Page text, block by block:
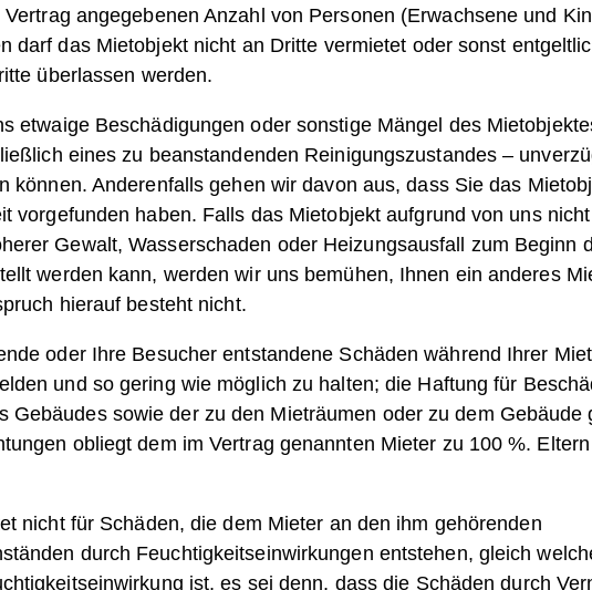
angegebenen Anzahl von Personen (Erwachsene und
darf das Mietobjekt nicht an Dritte vermietet oder sonst
überlassen werden.
etwaige Beschädigungen oder sonstige Mängel des
eines zu beanstandenden Reinigungszustandes –
können. Anderenfalls gehen wir davon aus, dass Sie das
vorgefunden haben. Falls das Mietobjekt aufgrund von uns
Gewalt, Wasserschaden oder Heizungsausfall zum Beginn
werden kann, werden wir uns bemühen, Ihnen ein anderes
hierauf besteht nicht.
oder Ihre Besucher entstandene Schäden während Ihrer
und so gering wie möglich zu halten; die Haftung für
Gebäudes sowie der zu den Mieträumen oder zu dem Gebäude
obliegt dem im Vertrag genannten Mieter zu 100 %.
nicht für Schäden, die dem Mieter an den ihm gehörenden
durch Feuchtigkeitseinwirkungen entstehen, gleich
ist, es sei denn, dass die Schäden durch